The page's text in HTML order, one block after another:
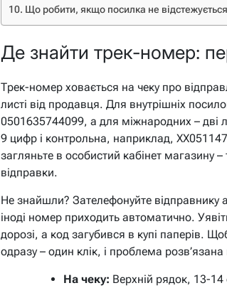
Що робити, якщо посилка не
Де знайти трек-номер:
Трек-номер ховається на чеку про
листі від продавця. Для внутрішніх
0501635744099, а для міжнародних – дві
9 цифр і контрольна, наприклад,
загляньте в особистий кабінет магазину –
відправки.
Не знайшли? Зателефонуйте відправнику
іноді номер приходить автоматично.
дорозі, а код загубився в купі паперів.
одразу – один клік, і проблема
На чеку: Верхній рядок, 13-